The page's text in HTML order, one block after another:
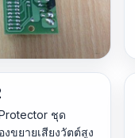
บบธรรมดา
า DOT BAR
View Details
ชุด
ขยายเสียงวัตต์สูง